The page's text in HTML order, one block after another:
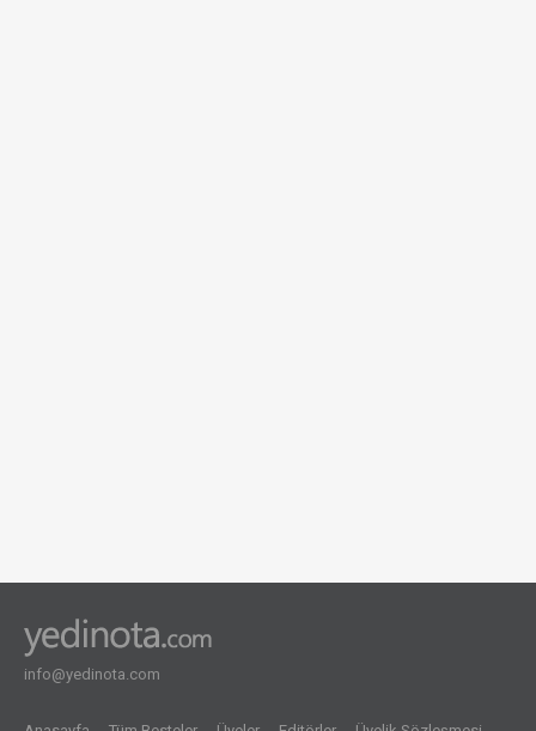
info@yedinota.com